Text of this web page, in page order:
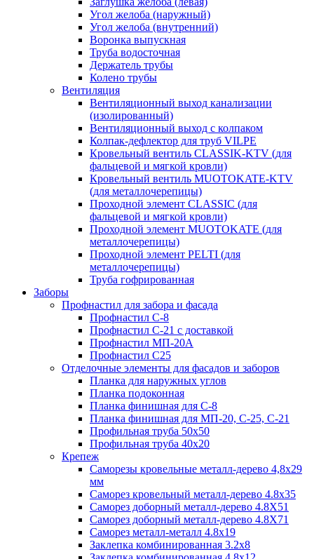
Угол желоба (наружный)
Угол желоба (внутренний)
Воронка выпускная
Труба водосточная
Держатель трубы
Колено трубы
Вентиляция
Вентиляционный выход канализации
(изолированный)
Вентиляционный выход с колпаком
Колпак-дефлектор для труб VILPE
Кровельный вентиль CLASSIK-KTV (для
фальцевой и мягкой кровли)
Кровельный вентиль MUOTOKATE-KTV
(для металлочерепицы)
Проходной элемент CLASSIC (для
фальцевой и мягкой кровли)
Проходной элемент MUOTOKATE (для
металлочерепицы)
Проходной элемент PELTI (для
металлочерепицы)
Труба гофрированная
Заборы
Профнастил для забора и фасада
Профнастил С-8
Профнастил С-21 с доставкой
Профнастил МП-20А
Профнастил С25
Отделочные элементы для фасадов и заборов
Планка для наружных углов
Планка подоконная
Планка финишная для С-8
Планка финишная для МП-20, С-25, С-21
Профильная труба 50x50
Профильная труба 40x20
Крепеж
Саморезы кровельные металл-дерево 4,8х29
мм
Саморез кровельный металл-дерево 4.8x35
Саморез доборный металл-дерево 4.8X51
Саморез доборный металл-дерево 4.8X71
Саморез металл-металл 4.8x19
Заклепка комбинированная 3.2x8